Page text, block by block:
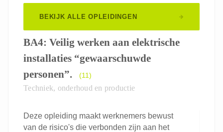
BEKIJK ALLE OPLEIDINGEN
BA4: Veilig werken aan elektrische
installaties “gewaarschuwde
personen”.
(11)
Techniek, onderhoud en productie
Deze opleiding maakt werknemers bewust
van de risico's die verbonden zijn aan het